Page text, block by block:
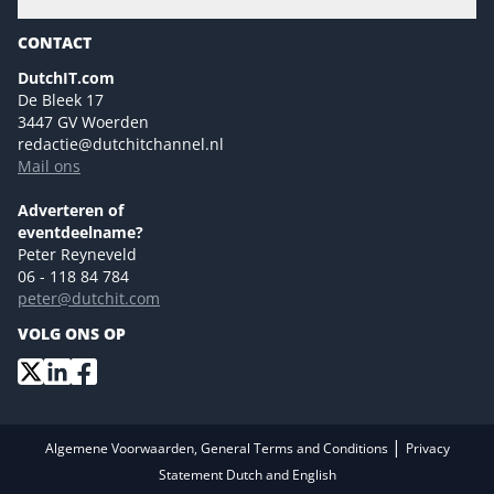
Magazines
Marketingmogelijkheden 2026
Eventmogelijkheden 2026
Advertising opportunities 2026 ENG
Event opportunities 2026 ENG
NL Digital
Versturen
CONTACT
DutchIT.com
De Bleek 17
3447 GV Woerden
redactie@dutchitchannel.nl
Mail ons
Adverteren of
eventdeelname?
Peter Reyneveld
06 - 118 84 784
peter@dutchit.com
VOLG ONS OP
Algemene Voorwaarden, General Terms and Conditions | Privacy
Statement Dutch and English